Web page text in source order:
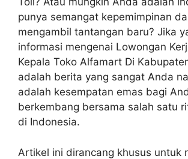
punya semangat kepemimpinan
mengambil tantangan baru? Jika
informasi mengenai Lowongan
Kepala Toko Alfamart Di
adalah berita yang sangat Anda
adalah kesempatan emas bagi
berkembang bersama salah satu
di Indonesia.
Artikel ini dirancang khusus untuk